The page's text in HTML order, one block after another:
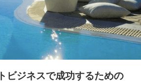
ビジネスで成功するための